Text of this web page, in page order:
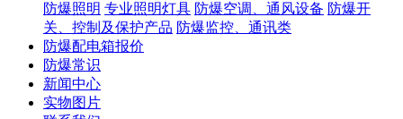
防爆照明 专业照明灯具 防爆空调、通风设备 防爆开
关、控制及保护产品 防爆监控、通讯类
防爆配电箱报价
防爆常识
新闻中心
实物图片